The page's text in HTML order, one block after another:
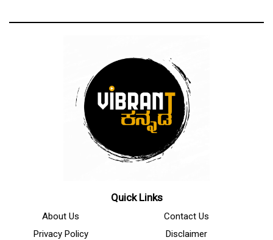
Quick Links
About Us
Contact Us
Privacy Policy
Disclaimer